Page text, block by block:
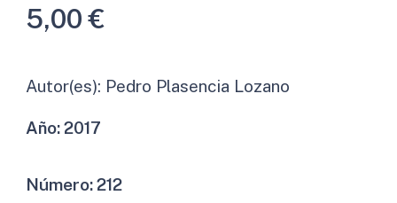
5,00€
Autor(es): Pedro Plasencia Lozano
Año:2017
Número:212